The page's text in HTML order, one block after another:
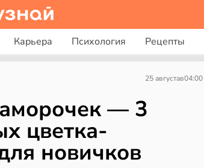
Карьера Психология Рецепты
25 августав04:00
— 3
цветка-
новичков